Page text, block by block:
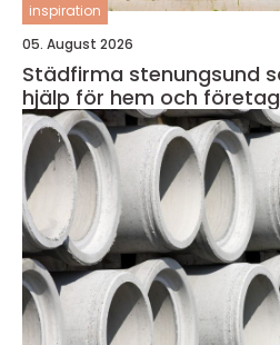
inspiration
05. August 2026
Städfirma stenungsund så väljer du rätt
hjälp för hem och företag